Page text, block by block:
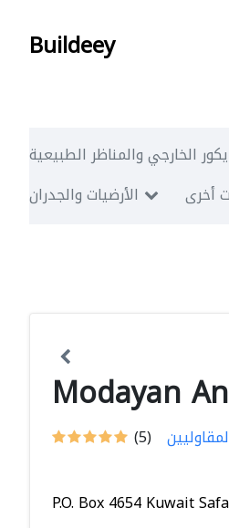
Buildeey
الخارجي والمناظر الطبيعية
الأرضيات والجدران
أخرى
Modayan
(5)
P.O. Box 4654 Kuwait